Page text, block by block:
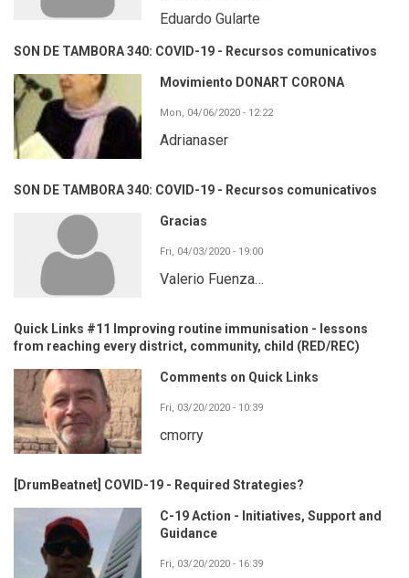
Eduardo Gularte
SON DE TAMBORA 340: COVID-19 - Recursos comunicativos
Movimiento DONART CORONA
Mon, 04/06/2020 - 12:22
Adrianaser
SON DE TAMBORA 340: COVID-19 - Recursos comunicativos
Gracias
Fri, 04/03/2020 - 19:00
Valerio Fuenza…
Quick Links #11 Improving routine immunisation - lessons
from reaching every district, community, child (RED/REC)
Comments on Quick Links
Fri, 03/20/2020 - 10:39
cmorry
[DrumBeatnet] COVID-19 - Required Strategies?
C-19 Action - Initiatives, Support and
Guidance
Fri, 03/20/2020 - 16:39